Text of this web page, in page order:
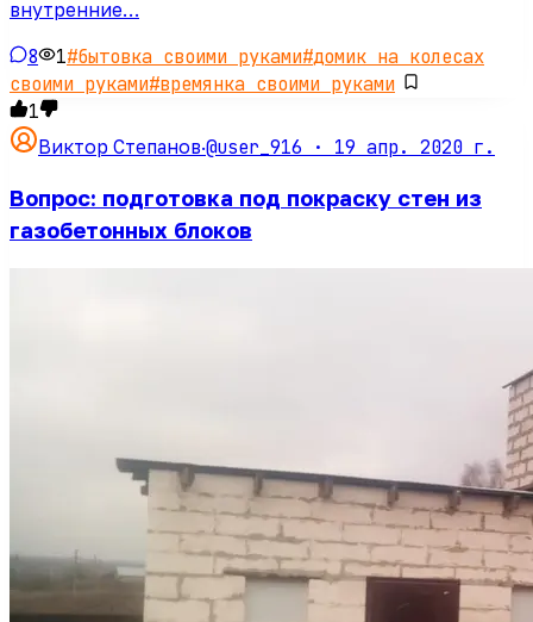
внутренние…
8 1#бытовка своими руками#домик на колесах
своими руками#времянка своими руками
1
Виктор Степанов·@user_916 · 19 апр. 2020 г.
Вопрос: подготовка под покраску стен из
газобетонных блоков